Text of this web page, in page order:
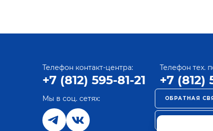
Телефон контакт-центра:
+7 (812) 595-81-21
Телефон тех.
+7 (812)
Мы в соц. сетях: ОБРАТНАЯ